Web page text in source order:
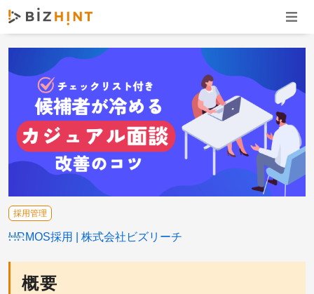
ナビ
概要
採用管理
HRMOS採用 株式会社ビズリーチ